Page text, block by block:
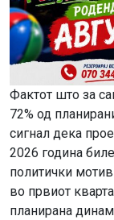
Фактот што за
72% од
сигнал дека
2026 година
политички
во првиот
планирана